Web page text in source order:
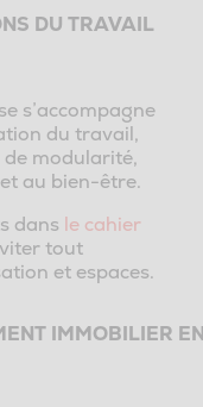
DU TRAVAIL
s’accompagne
du travail,
modularité,
au bien-être.
dans le cahier
tout
et espaces.
IMMOBILIER